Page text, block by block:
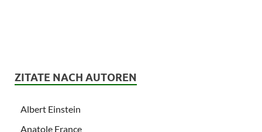
ZITATE NACH AUTOREN
Albert Einstein
Anatole France